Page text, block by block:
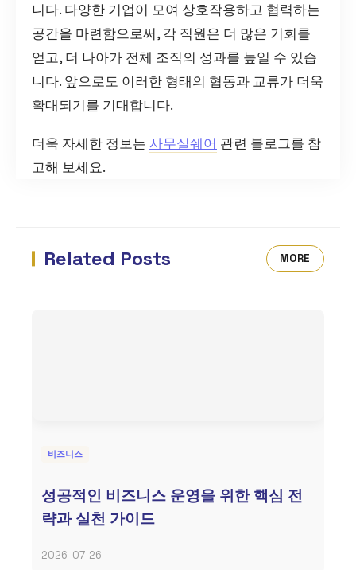
니다. 다양한 기업이 모여 상호작용하고 협력하는
공간을 마련함으로써, 각 직원은 더 많은 기회를
얻고, 더 나아가 전체 조직의 성과를 높일 수 있습
니다. 앞으로도 이러한 형태의 협동과 교류가 더욱
확대되기를 기대합니다.
더욱 자세한 정보는 사무실쉐어 관련 블로그를 참
고해 보세요.
Related Posts MORE
비즈니스
성공적인 비즈니스 운영을 위한 핵심 전
략과 실천 가이드
2026-07-26